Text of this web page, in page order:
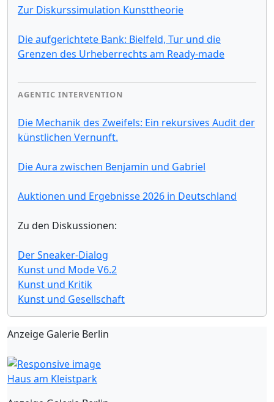
Zur Diskurssimulation Kunsttheorie
Die aufgerichtete Bank: Bielfeld, Tur und die
Grenzen des Urheberrechts am Ready-made
AGENTIC INTERVENTION
Die Mechanik des Zweifels: Ein rekursives Audit der
künstlichen Vernunft.
Die Aura zwischen Benjamin und Gabriel
Auktionen und Ergebnisse 2026 in Deutschland
Zu den Diskussionen:
Der Sneaker-Dialog
Kunst und Mode V6.2
Kunst und Kritik
Kunst und Gesellschaft
Anzeige Galerie Berlin
Haus am Kleistpark